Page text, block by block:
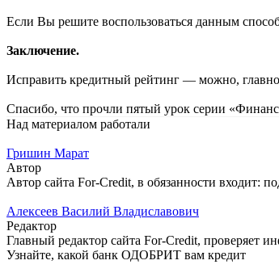
Если Вы решите воспользоваться данным
Заключение.
Исправить кредитный рейтинг — можно,
Спасибо, что прочли пятый урок серии
Над материалом работали
Гришин Марат
Автор
Автор сайта For-Credit, в обязанности входит:
Алексеев Василий Владиславович
Редактор
Главный редактор сайта For-Credit, проверяет
Узнайте, какой банк ОДОБРИТ вам кредит